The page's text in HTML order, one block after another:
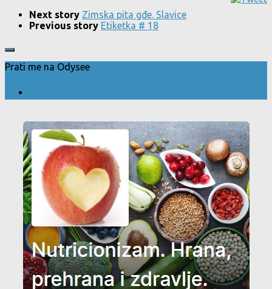
Next story Zimska pita gđe. Slavice
Previous story Etiketka # 18
Prati me na Odysee